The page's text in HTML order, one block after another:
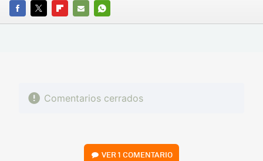
FACEBOOK
TWITTERFLIPBOARD
E-
WHATSAPP
Comentarios cerrados
VER1 COMENTARIO